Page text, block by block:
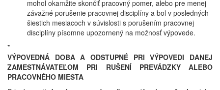
mohol okamžite skončiť pracovný pomer, alebo pre menej
závažné porušenie pracovnej disciplíny a bol v posledných
šiestich mesiacoch v súvislosti s porušením pracovnej
disciplíny písomne upozornený na možnosť výpovede.
*
VÝPOVEDNÁ DOBA A ODSTUPNÉ PRI VÝPOVEDI DANEJ
ZAMESTNÁVATEĽOM PRI RUŠENÍ PREVÁDZKY ALEBO
PRACOVNÉHO MIESTA